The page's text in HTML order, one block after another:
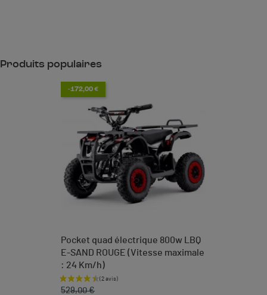
Produits populaires
-172,00 €
Pocket quad électrique 800w LBQ
E-SAND ROUGE (Vitesse maximale
: 24 Km/h)
Prix de base
529,00 €
Prix